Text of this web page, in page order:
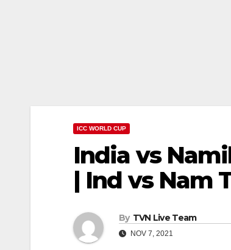
ICC WORLD CUP
India vs
| Ind vs Nam
By TVN Live Team
NOV 7, 2021